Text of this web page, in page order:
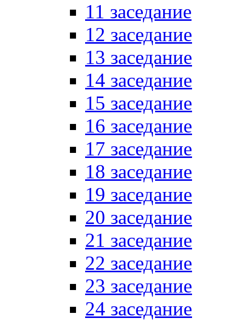
11 заседание
12 заседание
13 заседание
14 заседание
15 заседание
16 заседание
17 заседание
18 заседание
19 заседание
20 заседание
21 заседание
22 заседание
23 заседание
24 заседание